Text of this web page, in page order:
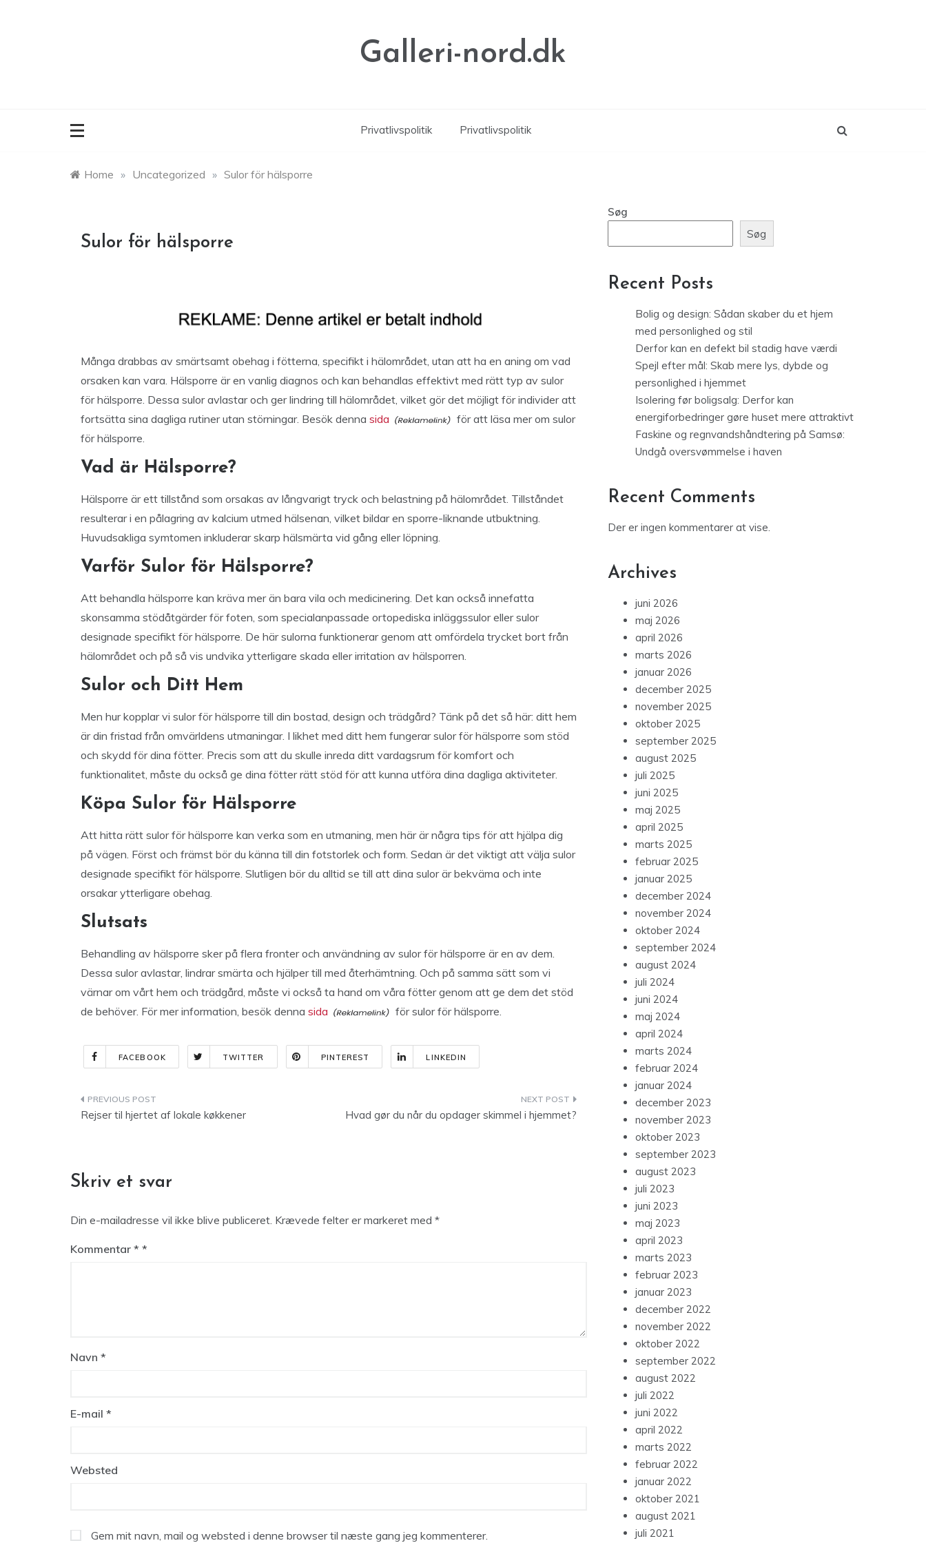
Galleri-nord.dk
Privatlivspolitik Privatlivspolitik
Home » Uncategorized » Sulor för hälsporre
Sulor för hälsporre
Många drabbas av smärtsamt obehag i fötterna, specifikt i hälområdet, utan att ha en aning om vad
orsaken kan vara. Hälsporre är en vanlig diagnos och kan behandlas effektivt med rätt typ av sulor
för hälsporre. Dessa sulor avlastar och ger lindring till hälområdet, vilket gör det möjligt för individer att
fortsätta sina dagliga rutiner utan störningar. Besök denna sida
för att läsa mer om sulor
för hälsporre.
Vad är Hälsporre?
Hälsporre är ett tillstånd som orsakas av långvarigt tryck och belastning på hälområdet. Tillståndet
resulterar i en pålagring av kalcium utmed hälsenan, vilket bildar en sporre-liknande utbuktning.
Huvudsakliga symtomen inkluderar skarp hälsmärta vid gång eller löpning.
Varför Sulor för Hälsporre?
Att behandla hälsporre kan kräva mer än bara vila och medicinering. Det kan också innefatta
skonsamma stödåtgärder för foten, som specialanpassade ortopediska inläggssulor eller sulor
designade specifikt för hälsporre. De här sulorna funktionerar genom att omfördela trycket bort från
hälområdet och på så vis undvika ytterligare skada eller irritation av hälsporren.
Sulor och Ditt Hem
Men hur kopplar vi sulor för hälsporre till din bostad, design och trädgård? Tänk på det så här: ditt hem
är din fristad från omvärldens utmaningar. I likhet med ditt hem fungerar sulor för hälsporre som stöd
och skydd för dina fötter. Precis som att du skulle inreda ditt vardagsrum för komfort och
funktionalitet, måste du också ge dina fötter rätt stöd för att kunna utföra dina dagliga aktiviteter.
Köpa Sulor för Hälsporre
Att hitta rätt sulor för hälsporre kan verka som en utmaning, men här är några tips för att hjälpa dig
på vägen. Först och främst bör du känna till din fotstorlek och form. Sedan är det viktigt att välja sulor
designade specifikt för hälsporre. Slutligen bör du alltid se till att dina sulor är bekväma och inte
orsakar ytterligare obehag.
Slutsats
Behandling av hälsporre sker på flera fronter och användning av sulor för hälsporre är en av dem.
Dessa sulor avlastar, lindrar smärta och hjälper till med återhämtning. Och på samma sätt som vi
värnar om vårt hem och trädgård, måste vi också ta hand om våra fötter genom att ge dem det stöd
de behöver. För mer information, besök denna sida för sulor för hälsporre.
FACEBOOK TWITTER PINTEREST LINKEDIN
Indlægsnavigation
Rejser til hjertet af lokale køkkener Hvad gør du når du opdager skimmel i hjemmet?
Skriv et svar
Din e-mailadresse vil ikke blive publiceret. Krævede felter er markeret med *
Kommentar *
Navn *
E-mail *
Websted
Gem mit navn, mail og websted i denne browser til næste gang jeg kommenterer.
Søg
Søg
Recent Posts
Bolig og design: Sådan skaber du et hjem
med personlighed og stil
Derfor kan en defekt bil stadig have værdi
Spejl efter mål: Skab mere lys, dybde og
personlighed i hjemmet
Isolering før boligsalg: Derfor kan
energiforbedringer gøre huset mere attraktivt
Faskine og regnvandshåndtering på Samsø:
Undgå oversvømmelse i haven
Recent Comments
Der er ingen kommentarer at vise.
Archives
juni 2026
maj 2026
april 2026
marts 2026
januar 2026
december 2025
november 2025
oktober 2025
september 2025
august 2025
juli 2025
juni 2025
maj 2025
april 2025
marts 2025
februar 2025
januar 2025
december 2024
november 2024
oktober 2024
september 2024
august 2024
juli 2024
juni 2024
maj 2024
april 2024
marts 2024
februar 2024
januar 2024
december 2023
november 2023
oktober 2023
september 2023
august 2023
juli 2023
juni 2023
maj 2023
april 2023
marts 2023
februar 2023
januar 2023
december 2022
november 2022
oktober 2022
september 2022
august 2022
juli 2022
juni 2022
april 2022
marts 2022
februar 2022
januar 2022
oktober 2021
august 2021
juli 2021